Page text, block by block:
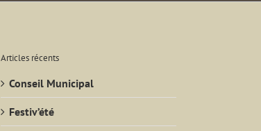
Articles récents
Conseil Municipal
Festiv’été